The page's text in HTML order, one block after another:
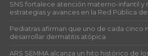
SNS fortalece atención materno-infantil y
estrategias y avances en la Red Pública de
Pediatras afirman que uno de cada cinco
desarrollar dermatitis atópica
ARS SEMMA alcanza un hito histórico de